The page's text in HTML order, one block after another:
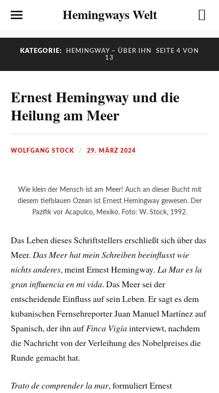
Hemingways Welt
KATEGORIE: HEMINGWAY – ÜBER IHN
SEITE 4 VON
13
Ernest Hemingway und die
Heilung am Meer
WOLFGANG STOCK 29. MÄRZ 2024
Wie klein der Mensch ist am Meer! Auch an dieser Bucht mit
diesem tiefblauen Ozean ist Ernest Hemingway gewesen. Der
Pazifik vor Acapulco, Mexiko. Foto: W. Stock, 1992.
Das Leben dieses Schriftstellers erschließt sich über das
Meer.Das Meer hat mein Schreiben beeinflusst wie
nichts anderes, meint Ernest Hemingway. La Mar es la
gran influencia en mi vida. Das Meer sei der
entscheidende Einfluss auf sein Leben. Er sagt es dem
kubanischen Fernsehreporter Juan Manuel Martínez auf
Spanisch, der ihn aufFinca Vigíainterviewt, nachdem
die Nachricht von der Verleihung des Nobelpreises die
Runde gemacht hat.
Trato de comprender la mar, formuliert Ernest